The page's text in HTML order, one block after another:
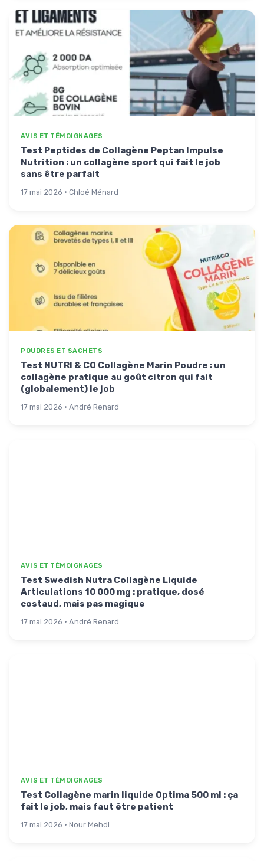
AVIS ET TÉMOIGNAGES
Test Peptides de Collagène Peptan Impulse
Nutrition : un collagène sport qui fait le job
sans être parfait
17 mai 2026 · Chloé Ménard
POUDRES ET SACHETS
Test NUTRI & CO Collagène Marin Poudre : un
collagène pratique au goût citron qui fait
(globalement) le job
17 mai 2026 · André Renard
AVIS ET TÉMOIGNAGES
Test Swedish Nutra Collagène Liquide
Articulations 10 000 mg : pratique, dosé
costaud, mais pas magique
17 mai 2026 · André Renard
AVIS ET TÉMOIGNAGES
Test Collagène marin liquide Optima 500 ml : ça
fait le job, mais faut être patient
17 mai 2026 · Nour Mehdi